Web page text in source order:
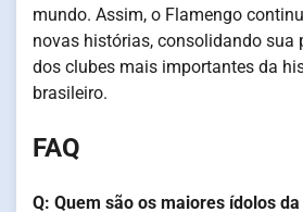
mundo. Assim, o Flamengo
novas histórias, consolidando sua
dos clubes mais importantes da
brasileiro.
FAQ
Q: Quem são os maiores ídolos